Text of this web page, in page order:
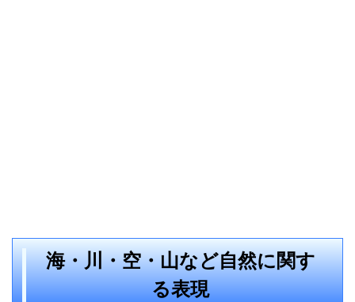
海・川・空・山など自然に関す
る表現